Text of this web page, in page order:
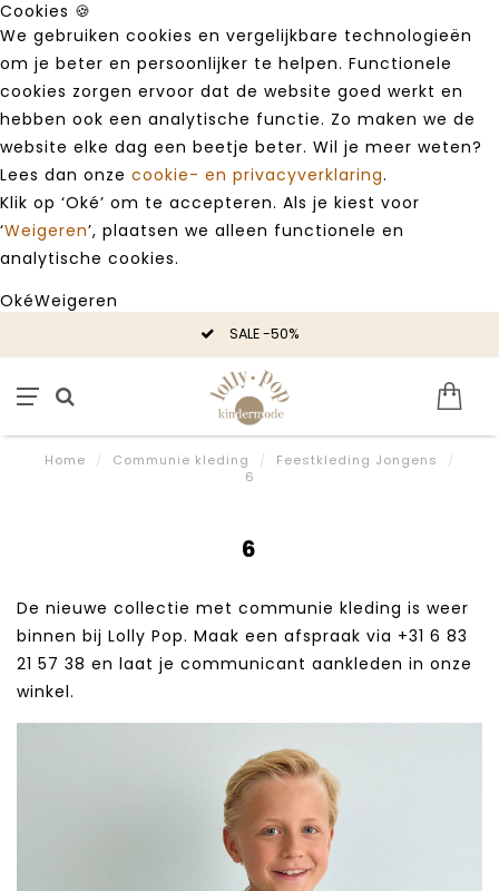
Cookies 🍪
We gebruiken cookies en vergelijkbare technologieën
om je beter en persoonlijker te helpen. Functionele
cookies zorgen ervoor dat de website goed werkt en
hebben ook een analytische functie. Zo maken we de
website elke dag een beetje beter. Wil je meer weten?
Lees dan onze cookie- en privacyverklaring.
Klik op ‘Oké’ om te accepteren. Als je kiest voor
‘Weigeren’, plaatsen we alleen functionele en
analytische cookies.
OkéWeigeren
SALE -50%
Home / Communie kleding / Feestkleding Jongens
/
6
6
De nieuwe collectie met communie kleding is weer
binnen bij Lolly Pop. Maak een afspraak via +31 6 83
21 57 38‬ en laat je communicant aankleden in onze
winkel.